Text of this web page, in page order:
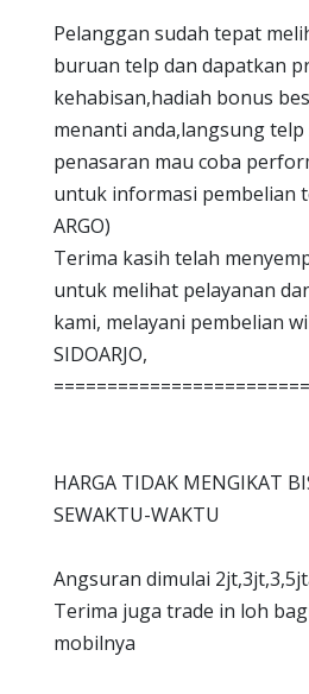
Pelanggan sudah tepat
buruan telp dan dapatkan
kehabisan,hadiah bonus
menanti anda,langsung telp
penasaran mau coba
untuk informasi pembelian
ARGO)
Terima kasih telah
untuk melihat pelayanan
kami, melayani pembelian
SIDOARJO,
HARGA TIDAK MENGIKAT
SEWAKTU-WAKTU
Angsuran dimulai
Terima juga trade in loh
mobilnya